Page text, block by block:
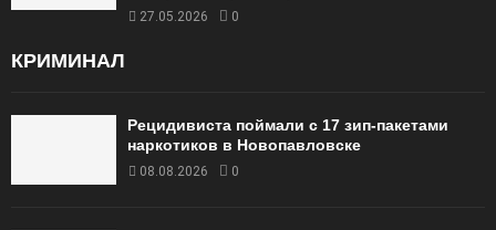
27.05.2026 0
КРИМИНАЛ
Рецидивиста поймали с 17 зип-пакетами
наркотиков в Новопавловске
08.08.2026 0